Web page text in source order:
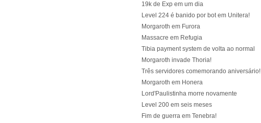
19k de Exp em um dia
Level 224 é banido por bot em Unitera!
Morgaroth em Furora
Massacre em Refugia
Tibia payment system de volta ao normal
Morgaroth invade Thoria!
Três servidores comemorando aniversário!
Morgaroth em Honera
Lord'Paulistinha morre novamente
Level 200 em seis meses
Fim de guerra em Tenebra!